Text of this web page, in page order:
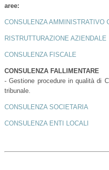
aree:
CONSULENZA AMMINISTRATIVO
RISTRUTTURAZIONE AZIENDALE
CONSULENZA FISCALE
CONSULENZA FALLIMENTARE
- Gestione procedure in qualità di
tribunale.
CONSULENZA SOCIETARIA
CONSULENZA ENTI LOCALI